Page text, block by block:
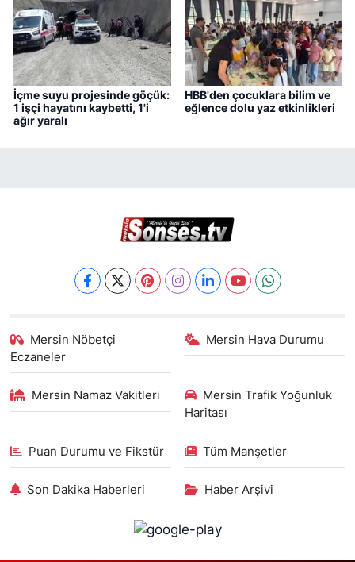
İçme suyu projesinde göçük:
1 işçi hayatını kaybetti, 1'i
ağır yaralı
HBB'den çocuklara bilim ve
eğlence dolu yaz etkinlikleri
Mersin Nöbetçi
Eczaneler
Mersin Hava Durumu
Mersin Namaz Vakitleri
Mersin Trafik Yoğunluk
Haritası
Puan Durumu ve Fikstür Tüm Manşetler
Son Dakika Haberleri Haber Arşivi